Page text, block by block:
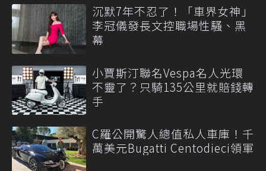
沉默7年不忍了！「車界女神」
李冠儀發長文控職場性騷、黑
幕
小賈斯汀聯名Vespa名人光環
不靈了？只騎135公里就賠錢轉
手
C羅公開驚人總值私人車庫！千
萬美元Bugatti Centodieci領軍